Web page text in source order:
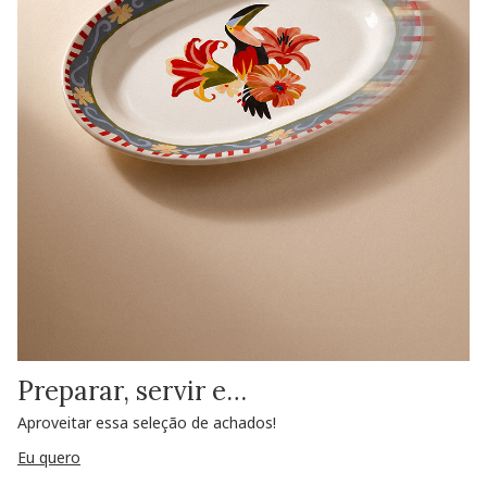
Preparar, servir e…
Aproveitar essa seleção de achados!
Eu quero